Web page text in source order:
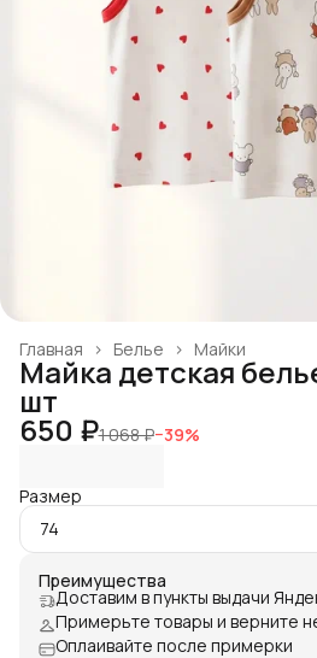
Майки
Белье ›
Главная ›
Майка детская
шт
650 ₽1 068 ₽−39%
Размер
74
Преимущества
Доставим в пункты выдачи
Примерьте товары и верните
Оплаивайте после примерки